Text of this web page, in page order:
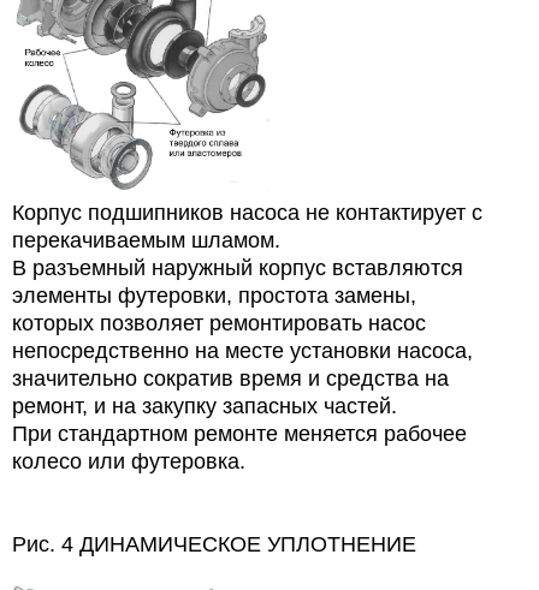
Корпус подшипников насоса не контактирует с
перекачиваемым шламом.
В разъемный наружный корпус вставляются
элементы футеровки, простота замены,
которых позволяет ремонтировать насос
непосредственно на месте установки насоса,
значительно сократив время и средства на
ремонт, и на закупку запасных частей.
При стандартном ремонте меняется рабочее
колесо или футеровка.
Рис. 4 ДИНАМИЧЕСКОЕ УПЛОТНЕНИЕ